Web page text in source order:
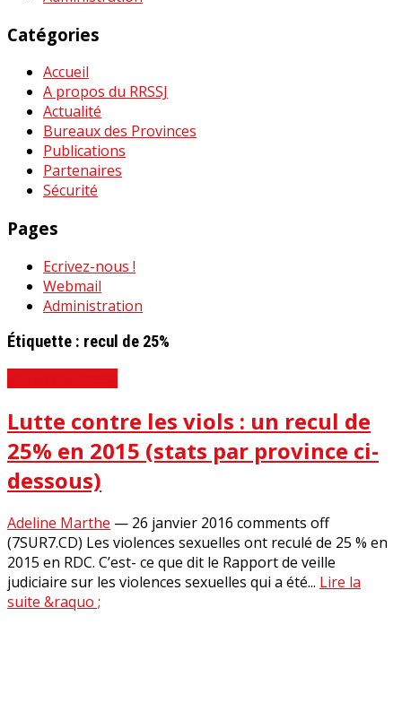
Catégories
Accueil
A propos du RRSSJ
Actualité
Bureaux des Provinces
Publications
Partenaires
Sécurité
Pages
Ecrivez-nous !
Webmail
Administration
Étiquette : recul de 25%
Lutte contre les viols : un recul de
25% en 2015 (stats par province ci-
dessous)
Adeline Marthe — 26 janvier 2016 comments off
(7SUR7.CD) Les violences sexuelles ont reculé de 25 % en
2015 en RDC. C’est- ce que dit le Rapport de veille
judiciaire sur les violences sexuelles qui a été... Lire la
suite &raquo ;